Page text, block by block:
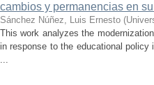
cambios y permanencias en
Sánchez Núñez, Luis Ernesto (
This work analyzes the
in response to the educational policy
...